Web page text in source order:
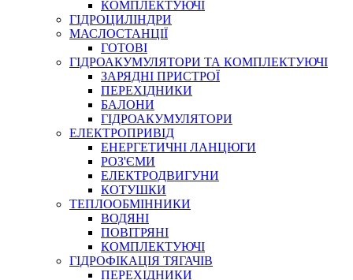
СПЕЦІАЛЬНІ
ГЕРМЕТИКИ
КЛЕЇ, ЦЕМЕНТИ, ЕПОКСИДКИ
РЕМОНТ ГІДРОЦИЛІНДРІВ
КОМПЛЕКТУЮЧІ
ГІДРОЦИЛІНДРИ
МАСЛОСТАНЦІЇ
ГОТОВІ
ГІДРОАКУМУЛЯТОРИ ТА КОМПЛЕКТУЮЧІ
ЗАРЯДНІ ПРИСТРОЇ
ПЕРЕХІДНИКИ
БАЛОНИ
ГІДРОАКУМУЛЯТОРИ
ЕЛЕКТРОПРИВІД
ЕНЕРГЕТИЧНІ ЛАНЦЮГИ
РОЗ'ЄМИ
ЕЛЕКТРОДВИГУНИ
КОТУШКИ
ТЕПЛООБМІННИКИ
ВОДЯНІ
ПОВІТРЯНІ
КОМПЛЕКТУЮЧІ
ГІДРОФІКАЦІЯ ТЯГАЧІВ
ПЕРЕХІДНИКИ